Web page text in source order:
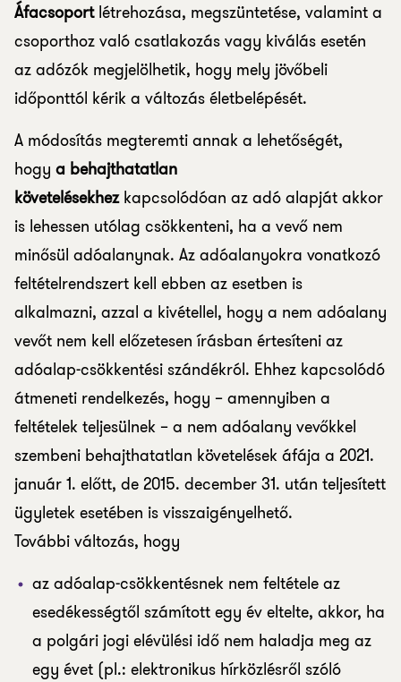
Áfacsoportlétrehozása, megszüntetése, valamint a
csoporthoz való csatlakozás vagy kiválás esetén
az adózók megjelölhetik, hogy mely jövőbeli
időponttól kérik a változás életbelépését.
A módosítás megteremti annak a lehetőségét,
hogy a behajthatatlan
követelésekhezkapcsolódóan az adó alapját akkor
is lehessen utólag csökkenteni, ha a vevő nem
minősül adóalanynak. Az adóalanyokra vonatkozó
feltételrendszert kell ebben az esetben is
alkalmazni, azzal a kivétellel, hogy a nem adóalany
vevőt nem kell előzetesen írásban értesíteni az
adóalap-csökkentési szándékról. Ehhez kapcsolódó
átmeneti rendelkezés, hogy – amennyiben a
feltételek teljesülnek – a nem adóalany vevőkkel
szembeni behajthatatlan követelések áfája a 2021.
január 1. előtt, de 2015. december 31. után teljesített
ügyletek esetében is visszaigényelhető.
További változás, hogy
az adóalap-csökkentésnek nem feltétele az
esedékességtől számított egy év eltelte, akkor, ha
a polgári jogi elévülési idő nem haladja meg az
egy évet (pl.: elektronikus hírközlésről szóló